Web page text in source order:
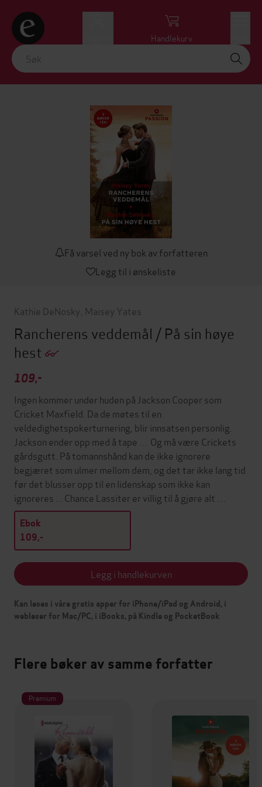
Handlekurv
Få varsel ved ny bok av forfatteren
Legg til i ønskeliste
Kathie DeNosky Maisey Yates
Rancherens veddemål / På sin høye
hest
109,-
Ingen kommer under huden på Jackson Cooper som
Cricket Maxfield. Da de møtes til en
veldedighetspokerturnering, blir innsatsen personlig.
Jackson ender opp med å tape … Og må være Crickets
gårdsgutt. På tomannshånd kan de ikke ignorere
begjæret som ulmer mellom dem, og det tar ikke lang tid
før det blusser opp til en lidenskap som ikke kan
ignoreres ... Chance Lassiter er villig til å gjøre alt …
Ebok
109,-
Legg i handlekurven
Kan leses i våre gratis apper for iPhone/iPad og Android, i
webleser for Mac/PC, i iBooks, på Kindle og PocketBook
Flere bøker av samme forfatter
Premium